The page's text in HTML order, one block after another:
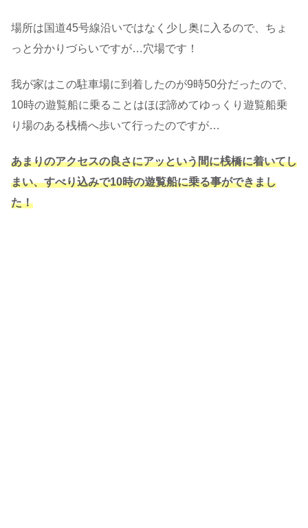
場所は国道45号線沿いではなく少し奥に入るので、ちょ
っと分かりづらいですが…穴場です！
我が家はこの駐車場に到着したのが9時50分だったので、
10時の遊覧船に乗ることはほぼ諦めてゆっくり遊覧船乗
り場のある桟橋へ歩いて行ったのですが…
あまりのアクセスの良さにアッという間に桟橋に着いてし
まい、すべり込みで10時の遊覧船に乗る事ができまし
た！